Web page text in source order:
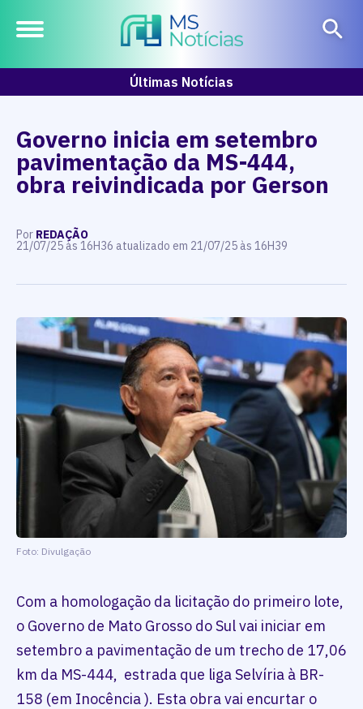
Últimas Notícias
Governo inicia em setembro
pavimentação da MS-444,
obra reivindicada por Gerson
Por REDAÇÃO
21/07/25 às 16H36 atualizado em 21/07/25 às 16H39
Foto: Divulgação
Com a homologação da licitação do primeiro lote,
o Governo de Mato Grosso do Sul vai iniciar em
setembro a pavimentação de um trecho de 17,06
km da MS-444, estrada que liga Selvíria à BR-
158 (em Inocência ). Esta obra vai encurtar o